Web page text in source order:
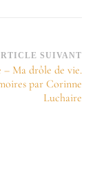
SUIVANT
– Ma drôle de vie.
par Corinne
Luchaire